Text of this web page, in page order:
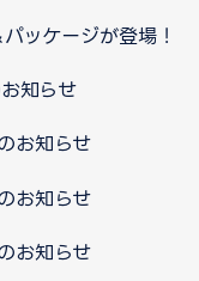
ッケージが登場！
知らせ
お知らせ
お知らせ
お知らせ